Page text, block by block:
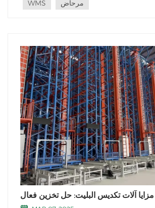
WMS
مرحاض
مزايا آلات تكديس البليت: حل تخزين فعال